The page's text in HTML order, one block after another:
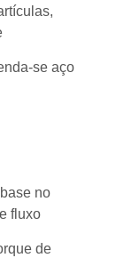
se aço
no
fluxo
de